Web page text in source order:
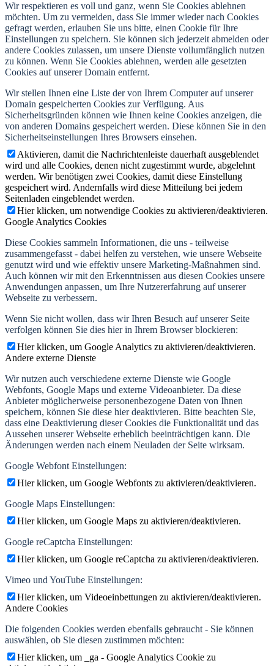
Wir respektieren es voll und ganz, wenn Sie Cookies ablehnen
möchten. Um zu vermeiden, dass Sie immer wieder nach Cookies
gefragt werden, erlauben Sie uns bitte, einen Cookie für Ihre
Einstellungen zu speichern. Sie können sich jederzeit abmelden oder
andere Cookies zulassen, um unsere Dienste vollumfänglich nutzen
zu können. Wenn Sie Cookies ablehnen, werden alle gesetzten
Cookies auf unserer Domain entfernt.
Wir stellen Ihnen eine Liste der von Ihrem Computer auf unserer
Domain gespeicherten Cookies zur Verfügung. Aus
Sicherheitsgründen können wie Ihnen keine Cookies anzeigen, die
von anderen Domains gespeichert werden. Diese können Sie in den
Sicherheitseinstellungen Ihres Browsers einsehen.
Aktivieren, damit die Nachrichtenleiste dauerhaft ausgeblendet
wird und alle Cookies, denen nicht zugestimmt wurde, abgelehnt
werden. Wir benötigen zwei Cookies, damit diese Einstellung
gespeichert wird. Andernfalls wird diese Mitteilung bei jedem
Seitenladen eingeblendet werden.
Hier klicken, um notwendige Cookies zu aktivieren/deaktivieren.
Google Analytics Cookies
Diese Cookies sammeln Informationen, die uns - teilweise
zusammengefasst - dabei helfen zu verstehen, wie unsere Webseite
genutzt wird und wie effektiv unsere Marketing-Maßnahmen sind.
Auch können wir mit den Erkenntnissen aus diesen Cookies unsere
Anwendungen anpassen, um Ihre Nutzererfahrung auf unserer
Webseite zu verbessern.
Wenn Sie nicht wollen, dass wir Ihren Besuch auf unserer Seite
verfolgen können Sie dies hier in Ihrem Browser blockieren:
Hier klicken, um Google Analytics zu aktivieren/deaktivieren.
Andere externe Dienste
Wir nutzen auch verschiedene externe Dienste wie Google
Webfonts, Google Maps und externe Videoanbieter. Da diese
Anbieter möglicherweise personenbezogene Daten von Ihnen
speichern, können Sie diese hier deaktivieren. Bitte beachten Sie,
dass eine Deaktivierung dieser Cookies die Funktionalität und das
Aussehen unserer Webseite erheblich beeinträchtigen kann. Die
Änderungen werden nach einem Neuladen der Seite wirksam.
Google Webfont Einstellungen:
Hier klicken, um Google Webfonts zu aktivieren/deaktivieren.
Google Maps Einstellungen:
Hier klicken, um Google Maps zu aktivieren/deaktivieren.
Google reCaptcha Einstellungen:
Hier klicken, um Google reCaptcha zu aktivieren/deaktivieren.
Vimeo und YouTube Einstellungen:
Hier klicken, um Videoeinbettungen zu aktivieren/deaktivieren.
Andere Cookies
Die folgenden Cookies werden ebenfalls gebraucht - Sie können
auswählen, ob Sie diesen zustimmen möchten:
Hier klicken, um _ga - Google Analytics Cookie zu